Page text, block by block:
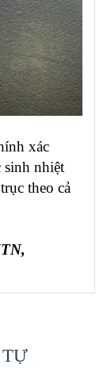
xác
sinh nhiệt
theo cả